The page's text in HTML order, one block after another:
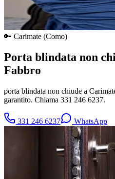
🔑 Carimate (Como)
Porta blindata non
Fabbro
porta blindata non chiude a
garantito. Chiama 331 246 6237.
331 246 6237 WhatsApp